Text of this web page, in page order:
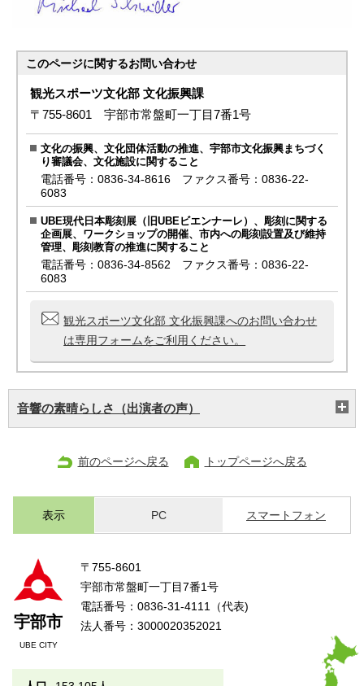
このページに関するお問い合わせ
観光スポーツ文化部 文化振興課
〒755-8601 宇部市常盤町一丁目7番1号
文化の振興、文化団体活動の推進、宇部市文化振興まちづく
り審議会、文化施設に関すること
電話番号：0836-34-8616 ファクス番号：0836-22-
6083
UBE現代日本彫刻展（旧UBEビエンナーレ）、彫刻に関する
企画展、ワークショップの開催、市内への彫刻設置及び維持
管理、彫刻教育の推進に関すること
電話番号：0836-34-8562 ファクス番号：0836-22-
6083
観光スポーツ文化部 文化振興課へのお問い合わせ
は専用フォームをご利用ください。
音響の素晴らしさ（出演者の声）
前のページへ戻る トップページへ戻る
表示 PC スマートフォン
宇部市
UBE CITY
〒755-8601
宇部市常盤町一丁目7番1号
電話番号：0836-31-4111（代表)
法人番号：3000020352021